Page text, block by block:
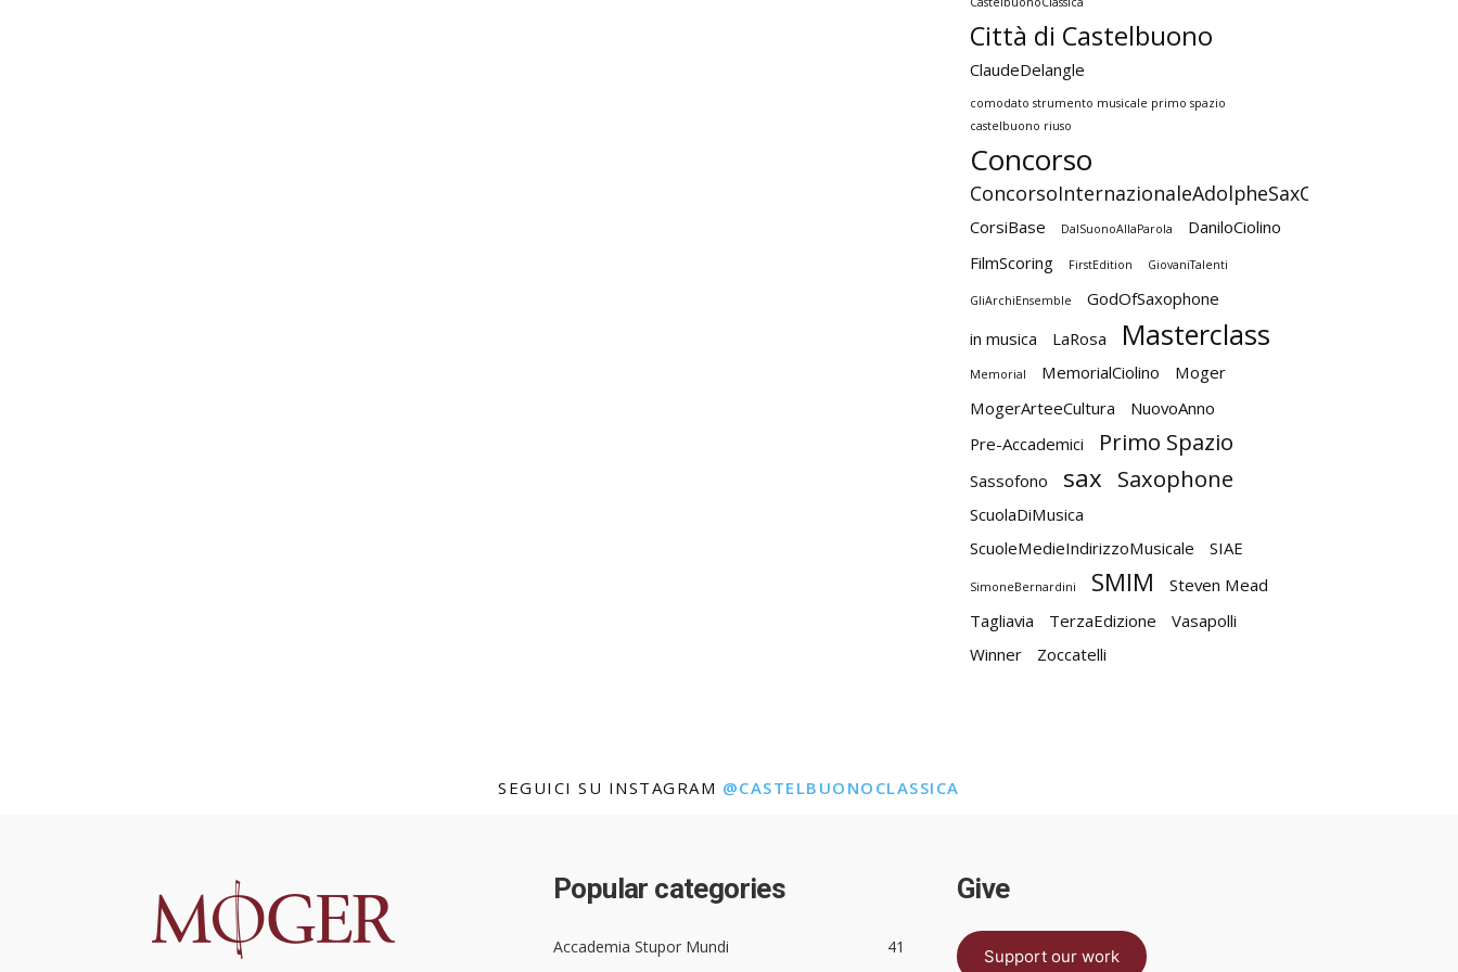
Città di Castelbuono
ClaudeDelangle
comodato strumento musicale primo spazio
castelbuono riuso
Concorso
ConcorsoInternazionaleAdolpheSaxCastelbuono
CorsiBase DalSuonoAllaParola
DaniloCiolino
FilmScoring
FirstEdition GiovaniTalenti
GliArchiEnsemble
GodOfSaxophone
in musica
LaRosa Masterclass
Memorial MemorialCiolino
Moger
MogerArteeCultura
NuovoAnno
Pre-Accademici
Primo Spazio
Sassofono sax Saxophone
ScuolaDiMusica
ScuoleMedieIndirizzoMusicale
SIAE
SimoneBernardini SMIM
Steven Mead
Tagliavia
TerzaEdizione
Vasapolli
Winner
Zoccatelli
SEGUICI SU INSTAGRAM @CASTELBUONOCLASSICA
Popular categories
Accademia Stupor Mundi
41
Give
Support our work